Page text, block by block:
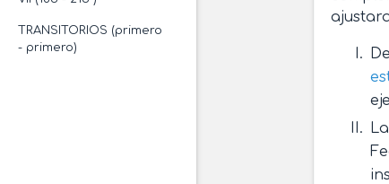
TRANSITORIOS (primero
- primero)